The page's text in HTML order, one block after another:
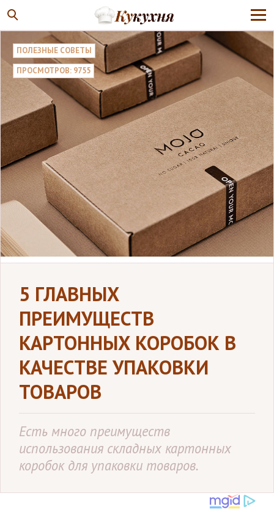
ПОЛЕЗНЫЕ СОВЕТЫ
ПРОСМОТРОВ: 9755
5 ГЛАВНЫХ
ПРЕИМУЩЕСТВ
КАРТОННЫХ КОРОБОК В
КАЧЕСТВЕ УПАКОВКИ
ТОВАРОВ
Есть много преимуществ
использования складных картонных
коробок для упаковки товаров.